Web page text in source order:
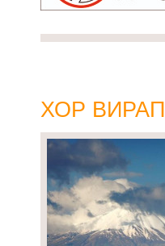
ХОР ВИРАП